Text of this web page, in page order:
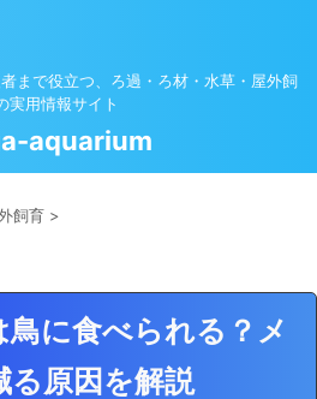
まで役立つ、ろ過・ろ材・水草・屋外飼
実用情報サイト
aquarium
飼育 >
鳥に食べられる？メ
る原因を解説